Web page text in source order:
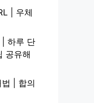
| 우체
| 하루 단
공유해
| 합의